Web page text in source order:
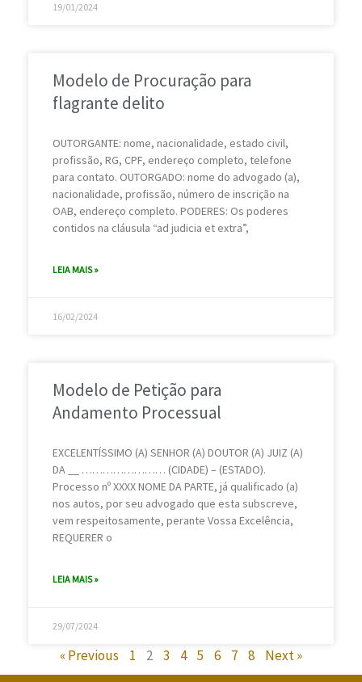
19/01/2024
Modelo de Procuração para
flagrante delito
OUTORGANTE: nome, nacionalidade, estado civil,
profissão, RG, CPF, endereço completo, telefone
para contato. OUTORGADO: nome do advogado (a),
nacionalidade, profissão, número de inscrição na
OAB, endereço completo. PODERES: Os poderes
contidos na cláusula “ad judicia et extra”,
LEIA MAIS »
16/02/2024
Modelo de Petição para
Andamento Processual
EXCELENTÍSSIMO (A) SENHOR (A) DOUTOR (A) JUIZ (A)
DA __ …………………… (CIDADE) – (ESTADO).
Processo nº XXXX NOME DA PARTE, já qualificado (a)
nos autos, por seu advogado que esta subscreve,
vem respeitosamente, perante Vossa Excelência,
REQUERER o
LEIA MAIS »
29/07/2024
« Previous 1 2 3 4 5 6 7 8 Next »